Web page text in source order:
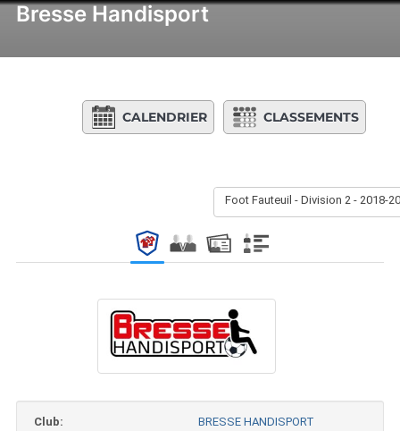
Bresse Handisport
CALENDRIER CLASSEMENTS
Foot Fauteuil - Division 2 - 2018-
Club:
BRESSE HANDISPORT